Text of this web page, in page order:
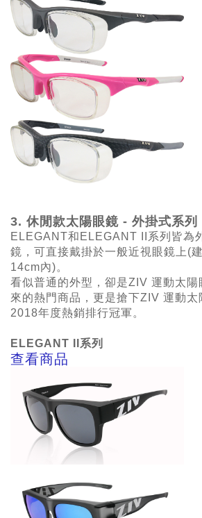
3. 休閒款太陽眼鏡 - 外掛式系列
ELEGANT和ELEGANT II 系列皆為
鏡，可直接戴掛於一般近視眼鏡上(
14cm內)。
看似普通的外型，卻是ZIV 運動太陽
來的熱門商品，更是搶下ZIV 運動太
2018年度熱銷排行冠軍。
ELEGANT II 系列
查看商品